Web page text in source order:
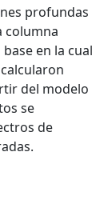
profundas
columna
en la cual
del modelo
se
de